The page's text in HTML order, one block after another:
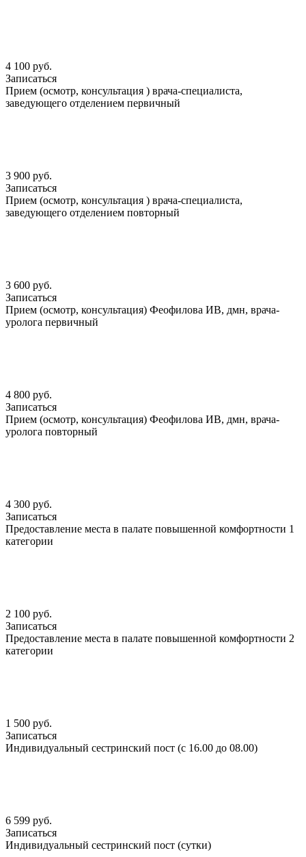
4 100 руб.
Записаться
Прием (осмотр, консультация ) врача-специалиста,
заведующего отделением первичный
3 900 руб.
Записаться
Прием (осмотр, консультация ) врача-специалиста,
заведующего отделением повторный
3 600 руб.
Записаться
Прием (осмотр, консультация) Феофилова ИВ, дмн, врача-
уролога первичный
4 800 руб.
Записаться
Прием (осмотр, консультация) Феофилова ИВ, дмн, врача-
уролога повторный
4 300 руб.
Записаться
Предоставление места в палате повышенной комфортности 1
категории
2 100 руб.
Записаться
Предоставление места в палате повышенной комфортности 2
категории
1 500 руб.
Записаться
Индивидуальный сестринский пост (с 16.00 до 08.00)
6 599 руб.
Записаться
Индивидуальный сестринский пост (сутки)